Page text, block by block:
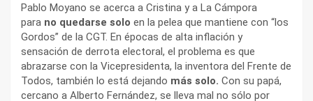
Pablo Moyano se acerca a Cristina y a La Cámpora
para no quedarse solo en la pelea que mantiene con “los
Gordos” de la CGT. En épocas de alta inflación y
sensación de derrota electoral, el problema es que
abrazarse con la Vicepresidenta, la inventora del Frente de
Todos, también lo está dejando más solo. Con su papá,
cercano a Alberto Fernández, se lleva mal no sólo por